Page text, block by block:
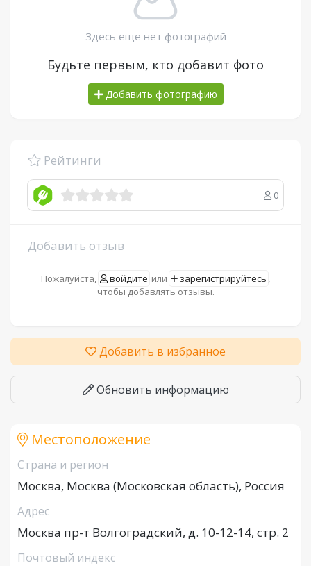
Здесь еще нет фотографий
Будьте первым, кто добавит фото
Добавить фотографию
Рейтинги
0
Добавить отзыв
Пожалуйста, войдите или зарегистрируйтесь ,
чтобы добавлять отзывы.
Добавить в избранное
Обновить информацию
Местоположение
Страна и регион
Москва, Москва (Московская область), Россия
Адрес
Москва пр-т Волгоградский, д. 10-12-14, стр. 2
Почтовый индекс